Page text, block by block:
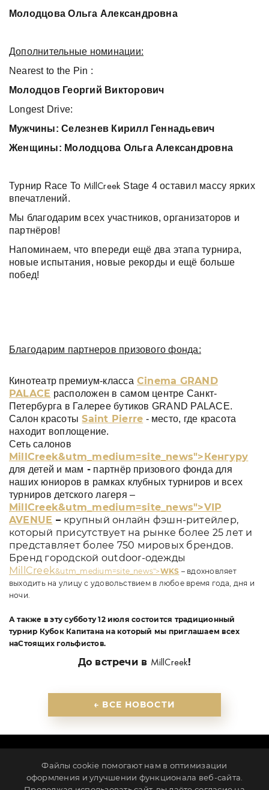
Молодцова Ольга Александровна
Дополнительные номинации:
Nearest to the Pin :
Молодцов Георгий Викторович
Longest Drive:
Мужчины: Селезнев Кирилл Геннадьевич
Женщины: Молодцова Ольга Александровна
Турнир Race To MillCreek Stage 4 оставил массу ярких
впечатлений.
Мы благодарим всех участников, организаторов и
партнёров!
Напоминаем, что впереди ещё два этапа турнира,
новые испытания, новые рекорды и ещё больше
побед!
Благодарим партнеров призового фонда:
Кинотеатр премиум-класса Cinema GRAND
PALACE расположен в самом центре Санкт-
Петербурга в Галерее бутиков GRAND PALACE.
Салон красоты Saint Pierre - место, где красота
находит воплощение.
Сеть салонов
MillCreek&utm_medium=site_news">Кенгуру
для детей и мам - партнёр призового фонда для
наших юниоров в рамках клубных турниров и всех
турниров детского лагеря –
MillCreek&utm_medium=site_news">VIP
AVENUE – крупный онлайн фэшн-ритейлер,
который присутствует на рынке более 25 лет и
представляет более 750 мировых брендов.
Бренд городской outdoor-одежды
MillCreek&utm_medium=site_news">WKS – вдохновляет
выходить на улицу с удовольствием в любое время года, дня и
ночи.
А также в эту субботу 12 июля состоится традиционный
турнир Кубок Капитана на который мы приглашаем всех
наСтоящих гольфистов.
До встречи в MillCreek!
← ВСЕ НОВОСТИ
ИНВЕСТОРАМ ПОЛИТИКА КОНФИДЕНЦИАЛЬНОСТИ
Файлы cookie помогают нам в оптимизации
оформления и улучшении функционала веб-сайта.